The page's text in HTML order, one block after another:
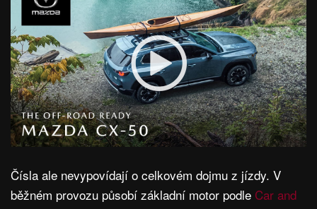
Čísla ale nevypovídají o celkovém dojmu z jízdy. V
běžném provozu působí základní motor podle Car and